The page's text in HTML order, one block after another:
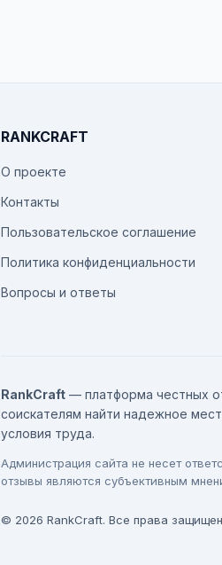
RANKCRAFT
О проекте
Контакты
Пользовательское соглашение
Политика конфиденциальности
Вопросы и ответы
RankCraft — платформа честных
соискателям найти надежное
условия труда.
Администрация сайта не несет
отзывы являются субъективным
© 2026 RankCraft. Все права